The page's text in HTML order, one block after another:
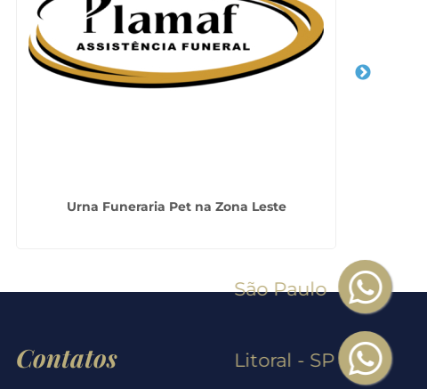
Urna Funeraria Pet na Zona Leste
Contatos